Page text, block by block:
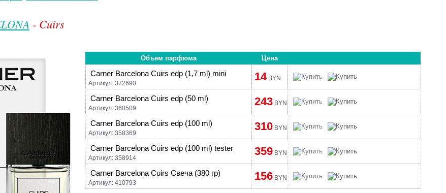
- Cuirs
Объем парфюма Цена
Carner Barcelona Cuirs edp (1,7 ml) mini
Артикул: 372690
14 BYN
Carner Barcelona Cuirs edp (50 ml)
Артикул: 360509
243 BYN
Carner Barcelona Cuirs edp (100 ml)
Артикул: 358369
310 BYN
Carner Barcelona Cuirs edp (100 ml) tester
Артикул: 358914
359 BYN
Carner Barcelona Cuirs Свеча (380 гр)
Артикул: 410793
156 BYN